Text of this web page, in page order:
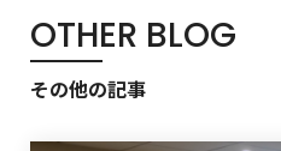
OTHER BLOG
その他の記事